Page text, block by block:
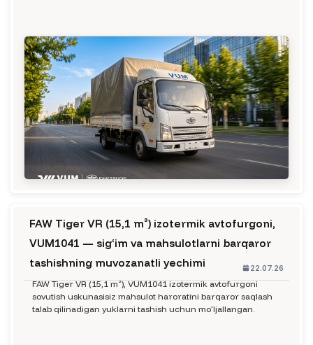
FAW Tiger VR (15,1 m³) izotermik avtofurgoni,
VUM1041 — sig‘im va mahsulotlarni barqaror
tashishning muvozanatli yechimi
22.07.26
FAW Tiger VR (15,1 m³), VUM1041 izotermik avtofurgoni
sovutish uskunasisiz mahsulot haroratini barqaror saqlash
talab qilinadigan yuklarni tashish uchun moʻljallangan.